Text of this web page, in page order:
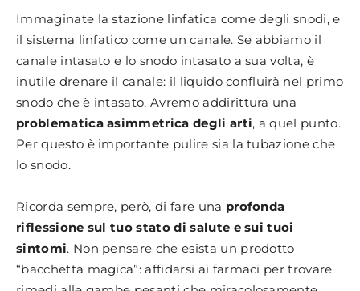
Immaginate la stazione linfatica come degli snodi, e
il sistema linfatico come un canale. Se abbiamo il
canale intasato e lo snodo intasato a sua volta, è
inutile drenare il canale: il liquido confluirà nel primo
snodo che è intasato. Avremo addirittura una
problematica asimmetrica degli arti, a quel punto.
Per questo è importante pulire sia la tubazione che
lo snodo.
Ricorda sempre, però, di fare una profonda
riflessione sul tuo stato di salute e sui tuoi
sintomi. Non pensare che esista un prodotto
“bacchetta magica”: affidarsi ai farmaci per trovare